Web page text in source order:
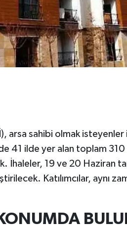
arsa sahibi olmak
41 ilde yer alan toplam 310
İhaleler, 19 ve 20 Haziran
Katılımcılar, aynı